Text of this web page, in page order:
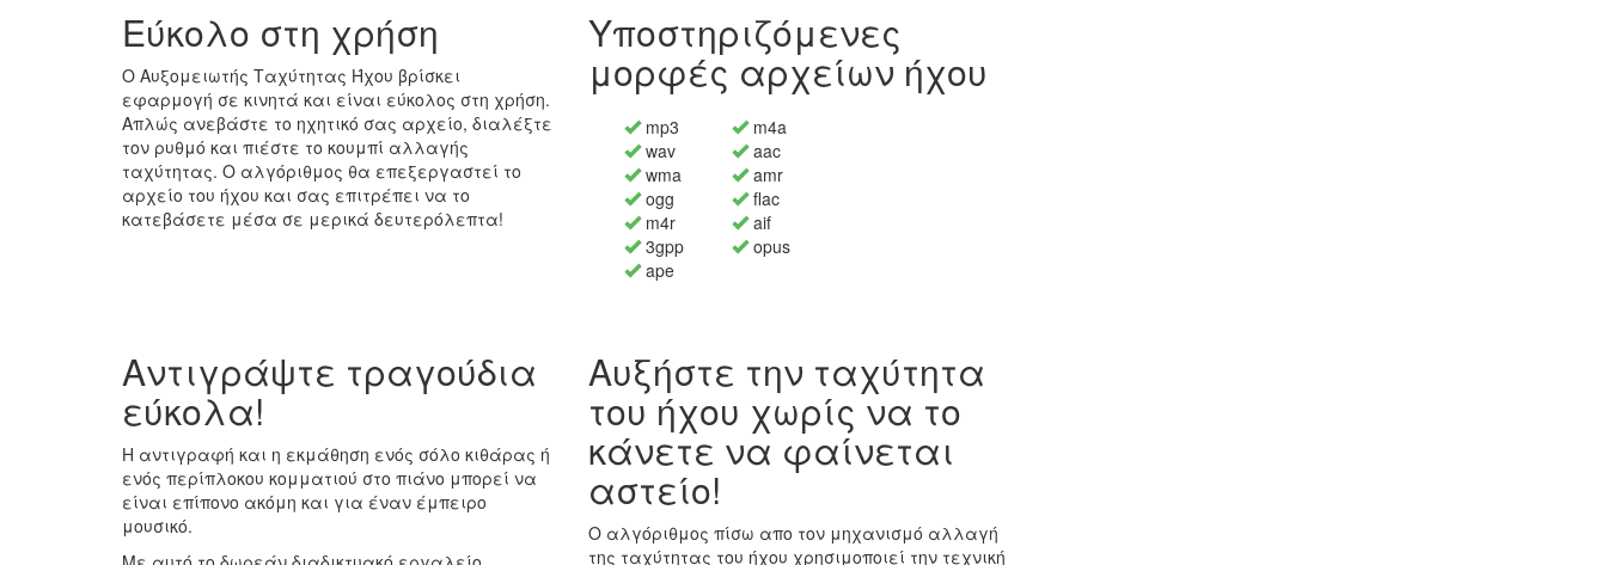
Εύκολο στη χρήση
Ο Αυξομειωτής Ταχύτητας Ήχου βρίσκει
εφαρμογή σε κινητά και είναι εύκολος στη χρήση.
Απλώς ανεβάστε το ηχητικό σας αρχείο, διαλέξτε
τον ρυθμό και πιέστε το κουμπί αλλαγής
ταχύτητας. Ο αλγόριθμος θα επεξεργαστεί το
αρχείο του ήχου και σας επιτρέπει να το
κατεβάσετε μέσα σε μερικά δευτερόλεπτα!
Υποστηριζόμενες
μορφές αρχείων ήχου
mp3
wav
wma
ogg
m4r
3gpp
ape
m4a
aac
amr
flac
aif
opus
Αντιγράψτε τραγούδια
εύκολα!
Η αντιγραφή και η εκμάθηση ενός σόλο κιθάρας ή
ενός περίπλοκου κομματιού στο πιάνο μπορεί να
είναι επίπονο ακόμη και για έναν έμπειρο
μουσικό.
Αυξήστε την ταχύτητα
του ήχου χωρίς να το
κάνετε να φαίνεται
αστείο!
Ο αλγόριθμος πίσω απο τον μηχανισμό αλλαγή
της ταχύτητας του ήχου χρησιμοποιεί την τεχνική